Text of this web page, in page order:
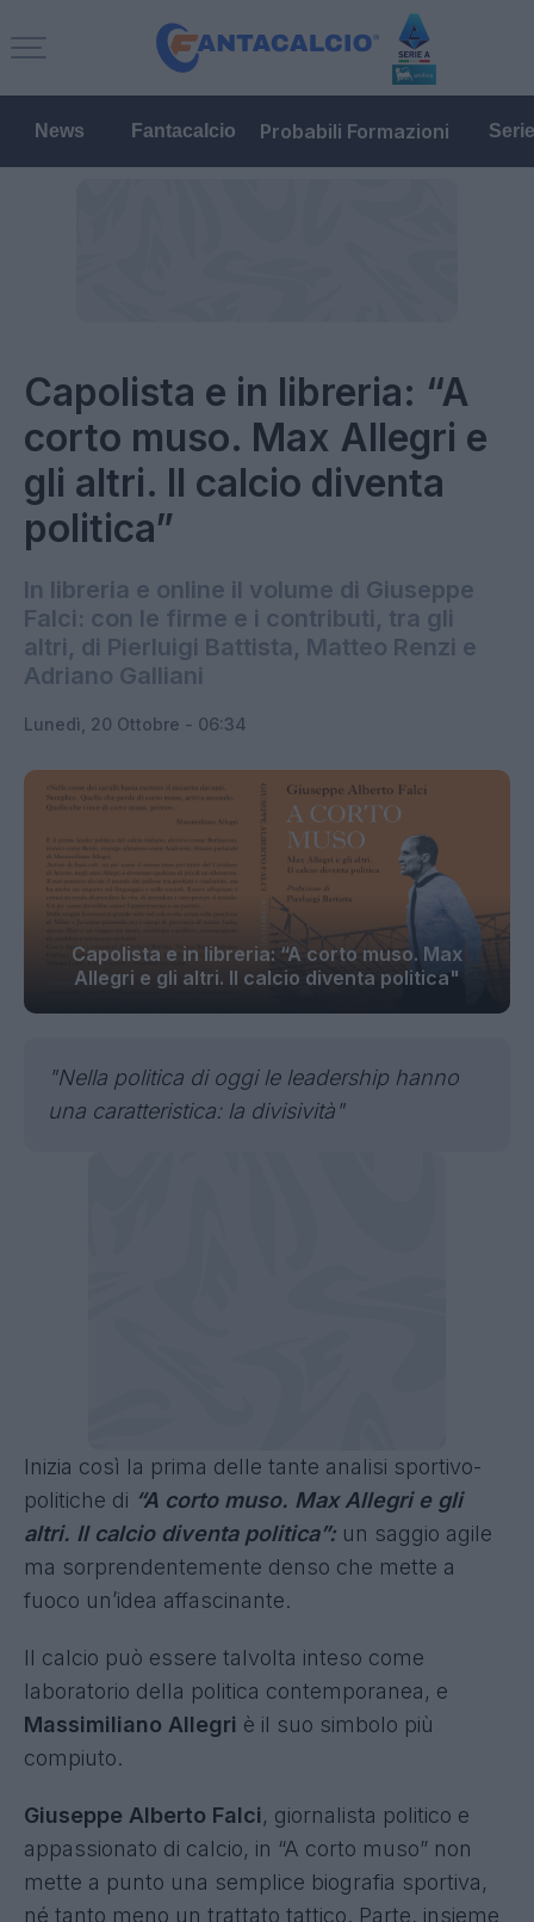
News Fantacalcio Probabili Formazioni
Capolista e in libreria: “A
corto muso. Max Allegri e
gli altri. Il calcio diventa
politica”
In libreria e online il volume di Giuseppe
Falci: con le firme e i contributi, tra gli
altri, di Pierluigi Battista, Matteo Renzi e
Adriano Galliani
Lunedì, 20 Ottobre - 06:34
Capolista e in libreria: “A corto muso. Max
Allegri e gli altri. Il calcio diventa politica"
"Nella politica di oggi le leadership hanno
una caratteristica: la divisività"
Inizia così la prima delle tante analisi sportivo-
politiche di “A corto muso. Max Allegri e gli
altri. Il calcio diventa politica”: un saggio agile
ma sorprendentemente denso che mette a
fuoco un’idea affascinante.
Il calcio può essere talvolta inteso come
laboratorio della politica contemporanea, e
Massimiliano Allegri è il suo simbolo più
compiuto.
Giuseppe Alberto Falci, giornalista politico e
appassionato di calcio, in “A corto muso” non
mette a punto una semplice biografia sportiva,
né tanto meno un trattato tattico. Parte, insieme